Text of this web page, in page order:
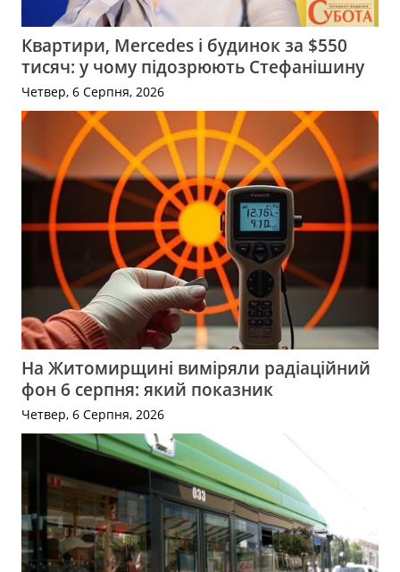
Квартири, Mercedes і будинок за $550
тисяч: у чому підозрюють Стефанішину
Четвер, 6 Серпня, 2026
На Житомирщині виміряли радіаційний
фон 6 серпня: який показник
Четвер, 6 Серпня, 2026